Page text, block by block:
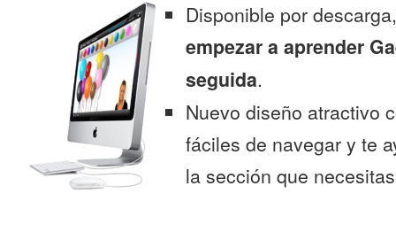
Disponible por
empezar a aprender
seguida.
Nuevo diseño atractivo
fáciles de navegar y te
la sección que